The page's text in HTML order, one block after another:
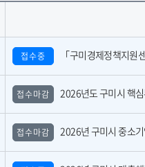
접수중 「구미경제정책지원센터 설치·운영
접수마감 2026년도 구미시 핵심부품·
접수마감 2026년 구미시 중소기업